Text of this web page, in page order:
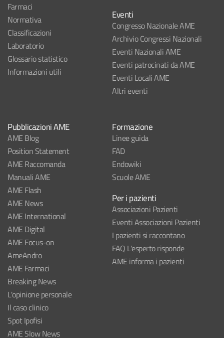
Farmaci
Normativa
Classificazioni
Laboratorio
Glossario statistico
Informazioni utili
Eventi
Congresso Nazionale AME
Archivio Congressi Nazionali
Eventi Nazionali AME
Eventi patrocinati da AME
Eventi Locali AME
Altri eventi
Pubblicazioni AME
AME Blog
Position Statement
AME Raccomanda
Manuali AME
AME Flash
AME News
AME International
AME Digital
AME Focus-on
AmeAndro
AME Farmaci
Breaking News
L'opinione personale
Il caso clinico
Spot Ipofisi
AME Slow News
Formazione
Linee guida
FAD
Endowiki
Scuole AME
Per i pazienti
Associazioni Pazienti
Eventi Associazioni Pazienti
I pazienti si raccontano
FAQ L'esperto risponde
AME informa i pazienti